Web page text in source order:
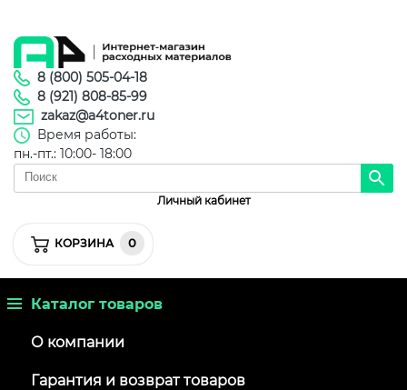
8 (800) 505-04-18
8 (921) 808-85-99
zakaz@a4toner.ru
Время работы:
пн.-пт.: 10:00- 18:00
Личный кабинет
КОРЗИНА 0
Каталог товаров
О компании
Гарантия и возврат товаров